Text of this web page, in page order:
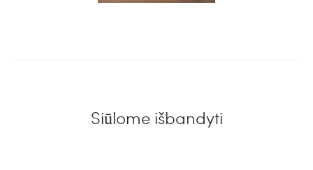
Siūlome išbandyti